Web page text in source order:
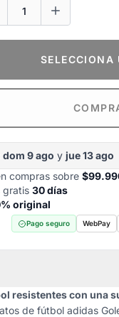
dom 9 ago y jue 13 ago
compras sobre
gratis 30 días
original
Pago seguro WebPay
resistentes con una
de fútbol adidas